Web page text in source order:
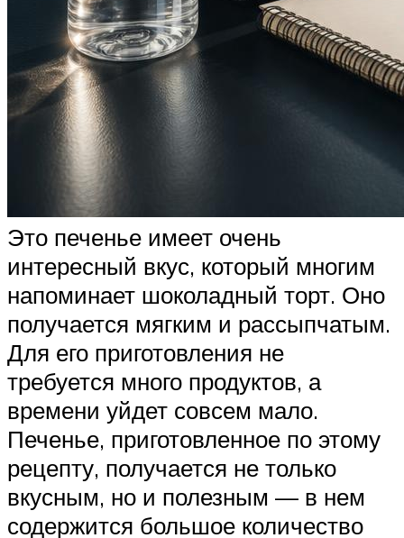
Это печенье имеет очень
интересный вкус, который многим
напоминает шоколадный торт. Оно
получается мягким и рассыпчатым.
Для его приготовления не
требуется много продуктов, а
времени уйдет совсем мало.
Печенье, приготовленное по этому
рецепту, получается не только
вкусным, но и полезным — в нем
содержится большое количество